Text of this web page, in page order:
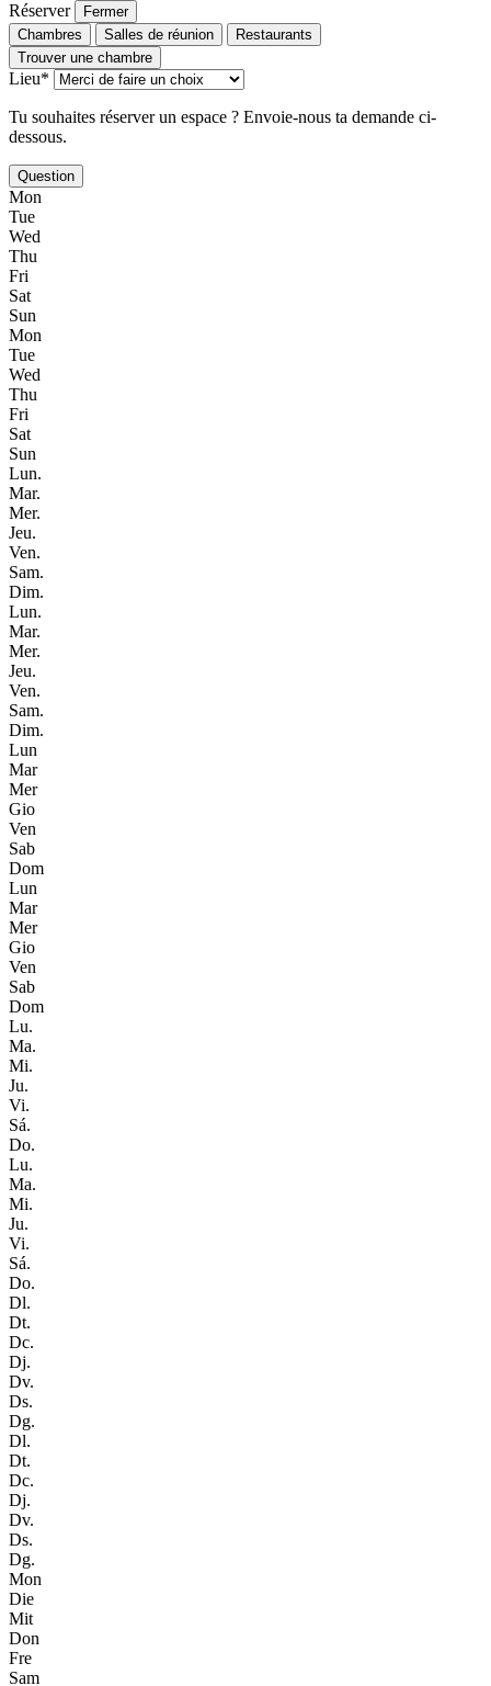
Réserver
Fermer
Chambres
Salles de réunion
Restaurants
Trouver une chambre
Lieu*
Tu souhaites réserver un espace ? Envoie-nous ta demande ci-
dessous.
Question
Mon
Tue
Wed
Thu
Fri
Sat
Sun
Mon
Tue
Wed
Thu
Fri
Sat
Sun
Lun.
Mar.
Mer.
Jeu.
Ven.
Sam.
Dim.
Lun.
Mar.
Mer.
Jeu.
Ven.
Sam.
Dim.
Lun
Mar
Mer
Gio
Ven
Sab
Dom
Lun
Mar
Mer
Gio
Ven
Sab
Dom
Lu.
Ma.
Mi.
Ju.
Vi.
Sá.
Do.
Lu.
Ma.
Mi.
Ju.
Vi.
Sá.
Do.
Dl.
Dt.
Dc.
Dj.
Dv.
Ds.
Dg.
Dl.
Dt.
Dc.
Dj.
Dv.
Ds.
Dg.
Mon
Die
Mit
Don
Fre
Sam